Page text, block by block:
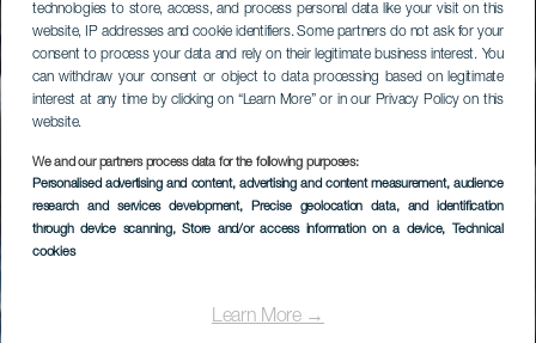
technologies to store, access, and process personal data like your visit on this
website, IP addresses and cookie identifiers. Some partners do not ask for your
consent to process your data and rely on their legitimate business interest. You
can withdraw your consent or object to data processing based on legitimate
interest at any time by clicking on “Learn More” or in our Privacy Policy on this
website.
We and our partners process data for the following purposes:
Personalised advertising and content, advertising and content measurement, audience
research and services development, Precise geolocation data, and identification
through device scanning, Store and/or access information on a device, Technical
cookies
Learn More →